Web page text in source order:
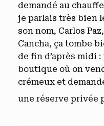
demandé au
je parlais très bien
son nom, Carlos
Cancha, ça tombe
de fin d’après midi
boutique où on
crémeux et
une réserve privée